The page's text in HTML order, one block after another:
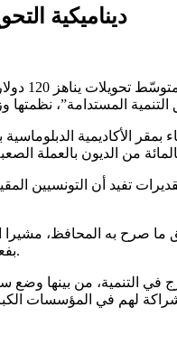
ديناميكية
في حجم تحويلات المغتربين التونسيين
بفعالية في الاقتصاد الوطني في شكل مشاريع استثمارية تعود بالنفع على الاقتصاد الوطني.
من بينها وضع